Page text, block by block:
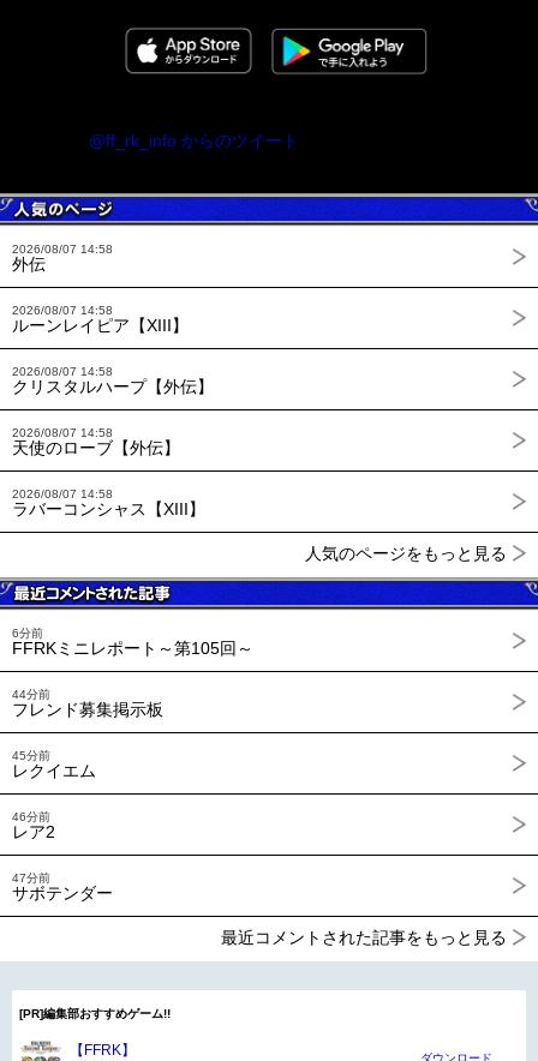
@ff_rk_info からのツイート
2026/08/07 14:58
外伝
2026/08/07 14:58
ルーンレイピア【XIII】
2026/08/07 14:58
クリスタルハープ【外伝】
2026/08/07 14:58
天使のローブ【外伝】
2026/08/07 14:58
ラバーコンシャス【XIII】
人気のページをもっと見る
6分前
FFRKミニレポート～第105回～
44分前
フレンド募集掲示板
45分前
レクイエム
46分前
レア2
47分前
サボテンダー
最近コメントされた記事をもっと見る
[PR]編集部おすすめゲーム!!
【FFRK】 ダウンロード